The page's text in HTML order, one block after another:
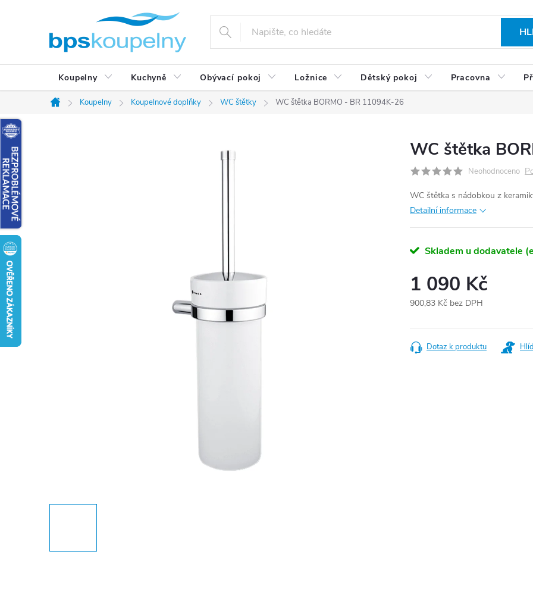
Koupelny Kuchyně Obývací pokoj Ložnice Dětský pokoj Pracovna
Domů
Koupelny Koupelnové doplňky WC štětky WC štětka BORMO - BR 11094K-26
WC štětka
Neohodnoceno
WC štětka s nádobkou z
Detailní informace
Skladem u dodavatele
1 090 Kč
900,83 Kč bez DPH
cena:
Dotaz k produktu